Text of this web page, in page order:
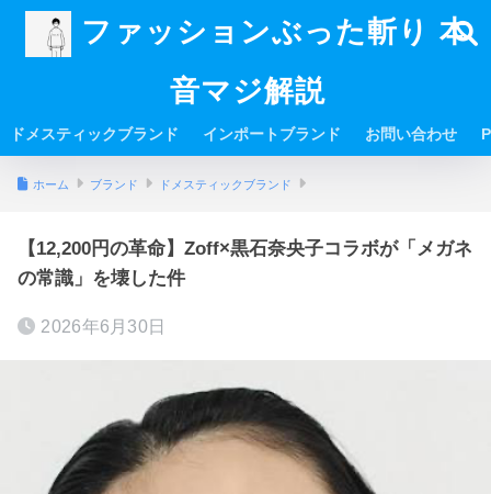
ファッションぶった斬り 本
音マジ解説
ドメスティックブランド インポートブランド お問い合わせ
ホーム ブランド ドメスティックブランド
【12,200円の革命】Zoff×黒石奈央子コラボが「メガネ
の常識」を壊した件
2026年6月30日